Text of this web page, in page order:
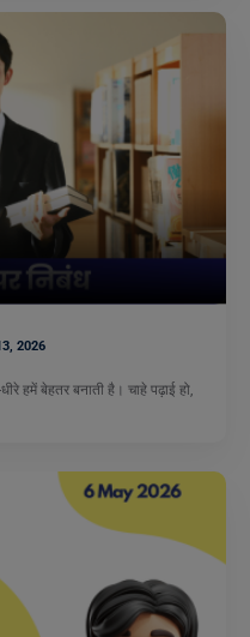
2026
हमें बेहतर बनाती है। चाहे पढ़ाई हो,